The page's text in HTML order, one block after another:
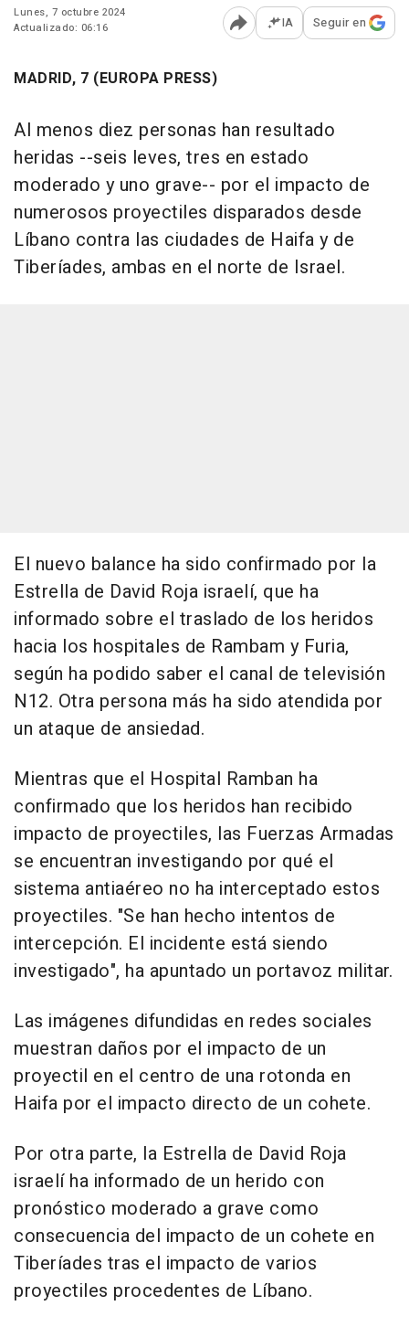
Lunes, 7 octubre 2024
Actualizado: 06:16
Abrir opciones para
IA Seguir en
MADRID, 7 (EUROPA PRESS)
Al menos diez personas han resultado
heridas --seis leves, tres en estado
moderado y uno grave-- por el impacto de
numerosos proyectiles disparados desde
Líbano contra las ciudades de Haifa y de
Tiberíades, ambas en el norte de Israel.
El nuevo balance ha sido confirmado por la
Estrella de David Roja israelí, que ha
informado sobre el traslado de los heridos
hacia los hospitales de Rambam y Furia,
según ha podido saber el canal de televisión
N12. Otra persona más ha sido atendida por
un ataque de ansiedad.
Mientras que el Hospital Ramban ha
confirmado que los heridos han recibido
impacto de proyectiles, las Fuerzas Armadas
se encuentran investigando por qué el
sistema antiaéreo no ha interceptado estos
proyectiles. "Se han hecho intentos de
intercepción. El incidente está siendo
investigado", ha apuntado un portavoz militar.
Las imágenes difundidas en redes sociales
muestran daños por el impacto de un
proyectil en el centro de una rotonda en
Haifa por el impacto directo de un cohete.
Por otra parte, la Estrella de David Roja
israelí ha informado de un herido con
pronóstico moderado a grave como
consecuencia del impacto de un cohete en
Tiberíades tras el impacto de varios
proyectiles procedentes de Líbano.